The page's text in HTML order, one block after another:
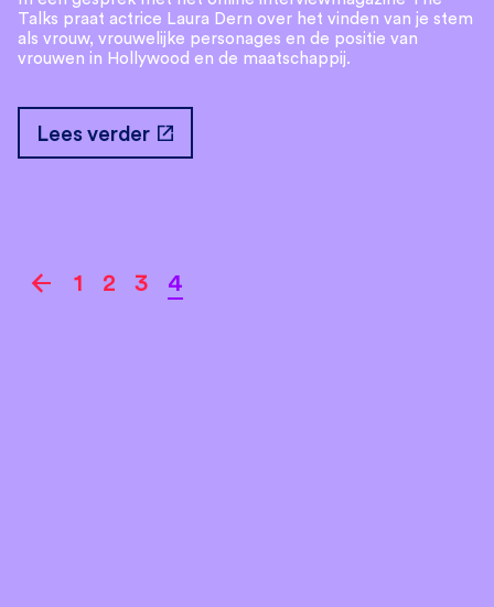
Talks praat actrice Laura Dern over het vinden van je stem
als vrouw, vrouwelijke personages en de positie van
vrouwen in Hollywood en de maatschappij.
Lees verder open_in_new
arrow_back 1 2 3 4